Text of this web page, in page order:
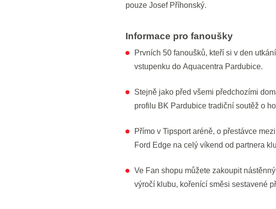
pouze Josef Příhonský.
Informace pro fanoušky
Prvních 50 fanoušků, kteří si v den
vstupenku do Aquacentra Pardubice.
Stejně jako před všemi předchozími
profilu BK Pardubice tradiční soutěž o
Přímo v Tipsport aréně, o přestávce
Ford Edge na celý víkend od partnera
Ve Fan shopu můžete zakoupit
výročí klubu, kořenící směsi sestavené